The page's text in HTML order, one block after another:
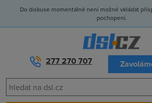
Do diskuse momentálně není možné vkládat
pochopení.
277 270 707